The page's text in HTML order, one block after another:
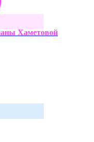
Хаметовой